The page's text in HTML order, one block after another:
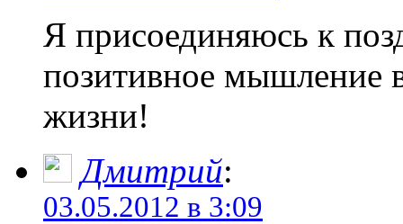
Я присоединяюсь к
позитивное мышление
жизни!
Дмитрий:
03.05.2012 в 3:09